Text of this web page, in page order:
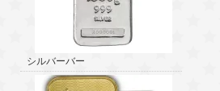
シルバーバー